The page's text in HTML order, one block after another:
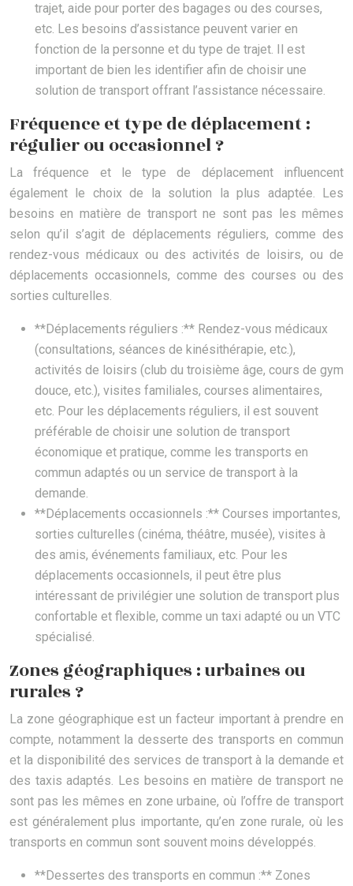
trajet, aide pour porter des bagages ou des courses,
etc. Les besoins d’assistance peuvent varier en
fonction de la personne et du type de trajet. Il est
important de bien les identifier afin de choisir une
solution de transport offrant l’assistance nécessaire.
Fréquence et type de déplacement :
régulier ou occasionnel ?
La fréquence et le type de déplacement influencent
également le choix de la solution la plus adaptée. Les
besoins en matière de transport ne sont pas les mêmes
selon qu’il s’agit de déplacements réguliers, comme des
rendez-vous médicaux ou des activités de loisirs, ou de
déplacements occasionnels, comme des courses ou des
sorties culturelles.
**Déplacements réguliers :** Rendez-vous médicaux
(consultations, séances de kinésithérapie, etc.),
activités de loisirs (club du troisième âge, cours de gym
douce, etc.), visites familiales, courses alimentaires,
etc. Pour les déplacements réguliers, il est souvent
préférable de choisir une solution de transport
économique et pratique, comme les transports en
commun adaptés ou un service de transport à la
demande.
**Déplacements occasionnels :** Courses importantes,
sorties culturelles (cinéma, théâtre, musée), visites à
des amis, événements familiaux, etc. Pour les
déplacements occasionnels, il peut être plus
intéressant de privilégier une solution de transport plus
confortable et flexible, comme un taxi adapté ou un VTC
spécialisé.
Zones géographiques : urbaines ou
rurales ?
La zone géographique est un facteur important à prendre en
compte, notamment la desserte des transports en commun
et la disponibilité des services de transport à la demande et
des taxis adaptés. Les besoins en matière de transport ne
sont pas les mêmes en zone urbaine, où l’offre de transport
est généralement plus importante, qu’en zone rurale, où les
transports en commun sont souvent moins développés.
**Dessertes des transports en commun :** Zones